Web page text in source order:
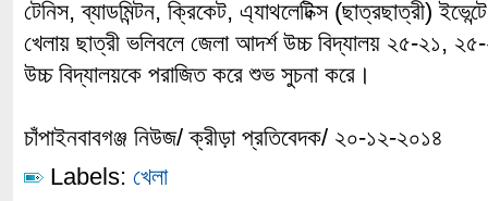
টেনিস, ব্যাডমিন্টন, ক্রিকেট, এ্যাথলেটিক্স (ছাত্রছাত্রী)
খেলায় ছাত্রী ভলিবলে জেলা আদর্শ উচ্চ বিদ্যালয় ২৫-২১, ২৫-
উচ্চ বিদ্যালয়কে পরাজিত করে শুভ সুচনা করে।
চাঁপাইনবাবগঞ্জ নিউজ/ ক্রীড়া প্রতিবেদক/ ২০-১২-২০১৪
Labels: খেলা